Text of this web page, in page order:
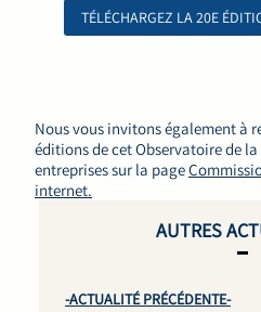
TÉLÉCHARGEZ LA 20E
Nous vous invitons également à
éditions de cet Observatoire de
entreprises sur la page
internet.
AUTRES
-ACTUALITÉ PRÉCÉDENTE-